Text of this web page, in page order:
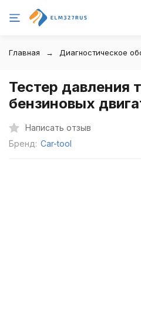
Главная Диагностическое
Тестер давления
бензиновых
Написать отзыв
Бренд: Car-tool